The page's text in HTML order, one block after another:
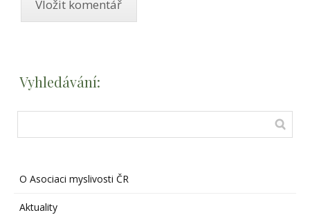
Vyhledávání:
O Asociaci myslivosti ČR
Aktuality